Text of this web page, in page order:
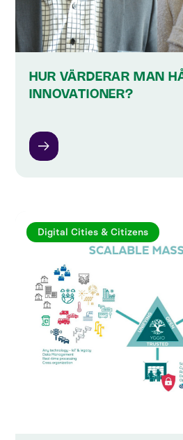
HUR VÄRDERAR MAN
INNOVATIONER?
Digital Cities & Citizens